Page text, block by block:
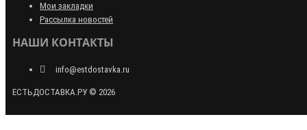
Мои закладки
Рассылка новостей
НАШИ КОНТАКТЫ
info@estdostavka.ru
ЕСТЬДОСТАВКА.РУ © 2026